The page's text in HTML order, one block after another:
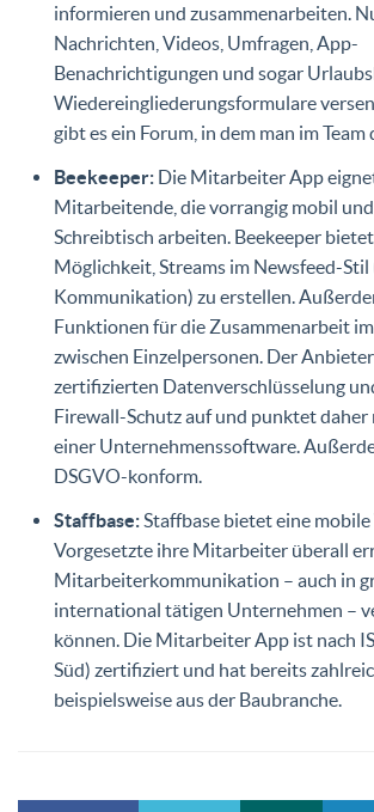
informieren und zusammenarbeiten.
Nachrichten, Videos, Umfragen, App-
Benachrichtigungen und sogar
Wiedereingliederungsformulare
gibt es ein Forum, in dem man im
Beekeeper: Die Mitarbeiter App
Mitarbeitende, die vorrangig mobil
Schreibtisch arbeiten. Beekeeper
Möglichkeit, Streams im Newsfeed-Stil
Kommunikation) zu erstellen.
Funktionen für die Zusammenarbeit
zwischen Einzelpersonen. Der
zertifizierten Datenverschlüsselung
Firewall-Schutz auf und punktet daher
einer Unternehmenssoftware.
DSGVO-konform.
Staffbase:Staffbase bietet eine
Vorgesetzte ihre Mitarbeiter überall
Mitarbeiterkommunikation – auch in
international tätigen Unternehmen –
können. Die Mitarbeiter App ist nach
Süd) zertifiziert und hat bereits
beispielsweise aus der Baubranche.